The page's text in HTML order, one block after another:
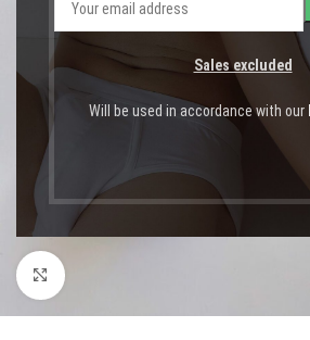
Sales excluded
Will be used in accordance with our
Click to enlarge